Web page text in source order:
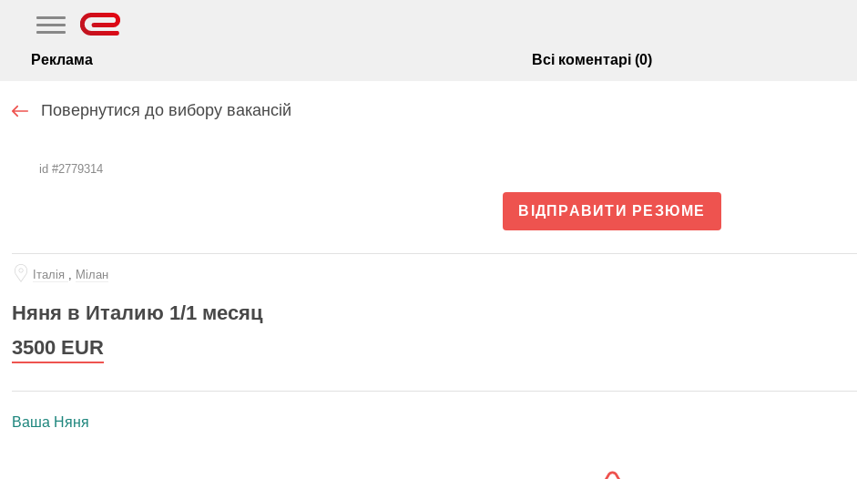
Реклама Всі коментарі (0)
Повернутися до вибору вакансій
id #2779314
ВІДПРАВИТИ РЕЗЮМЕ
Iталiя , Мілан
Няня в Италию 1/1 месяц
3500 EUR
Ваша Няня